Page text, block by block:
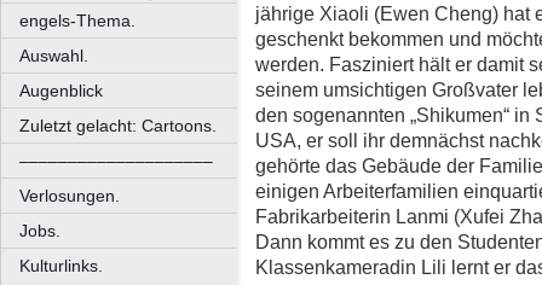
engels-Thema.
Auswahl.
Augenblick
Zuletzt gelacht: Cartoons.
––––––––––––––––––––
Verlosungen.
Jobs.
Kulturlinks.
jährige Xiaoli (Ewen Cheng) hat
geschenkt bekommen und
werden. Fasziniert hält er damit
seinem umsichtigen Großvater
den sogenannten „Shikumen“
USA, er soll ihr demnächst
gehörte das Gebäude der
einigen Arbeiterfamilien
Fabrikarbeiterin Lanmi (Xufei
Dann kommt es zu den
Klassenkameradin Lili lernt er